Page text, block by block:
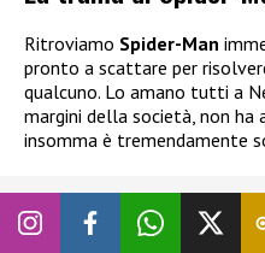
Ritroviamo Spider-Man
pronto a scattare per
qualcuno. Lo amano tutti a
margini della società, non
insomma è tremendamente